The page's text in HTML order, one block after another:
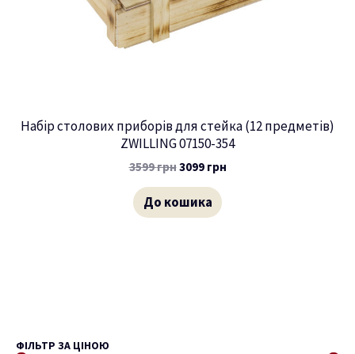
ФІЛЬТР ЗА ЦІНОЮ
Набір столових приборів для стейка (12 предметів)
ZWILLING 07150-354
3599грн3099 грн
До кошика